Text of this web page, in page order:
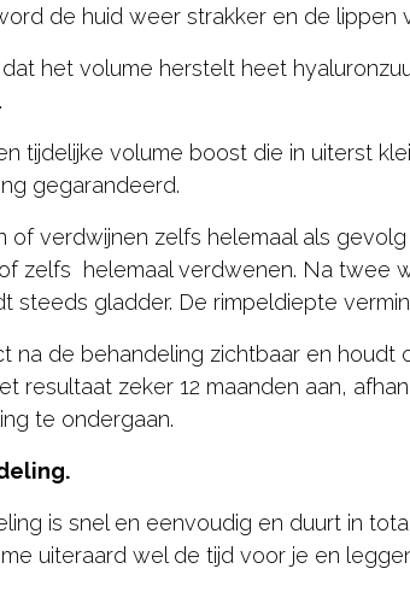
de huid weer strakker en de lippen
het volume herstelt heet
tijdelijke volume boost die in uiterst
gegarandeerd.
of verdwijnen zelfs helemaal als
zelfs helemaal verdwenen. Na twee
steeds gladder. De rimpeldiepte
na de behandeling zichtbaar en houdt
resultaat zeker 12 maanden aan,
te ondergaan.
is snel en eenvoudig en duurt in
uiteraard wel de tijd voor je en